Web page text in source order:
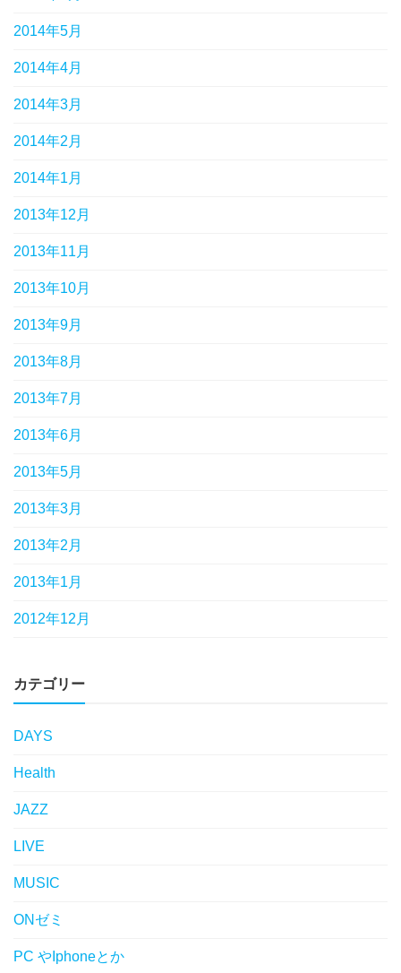
2014年5月
2014年4月
2014年3月
2014年2月
2014年1月
2013年12月
2013年11月
2013年10月
2013年9月
2013年8月
2013年7月
2013年6月
2013年5月
2013年3月
2013年2月
2013年1月
2012年12月
カテゴリー
DAYS
Health
JAZZ
LIVE
MUSIC
ONゼミ
PC やIphoneとか